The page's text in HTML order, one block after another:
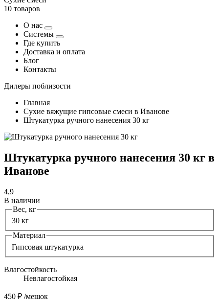
10 товаров
О нас
Системы
Где купить
Доставка и оплата
Блог
Контакты
Дилеры поблизости
Главная
Сухие вяжущие гипсовые смеси в Иванове
Штукатурка ручного нанесения 30 кг
Штукатурка ручного нанесения 30 кг в
Иванове
4,9
В наличии
Вес, кг
30 кг
Материал
Гипсовая штукатурка
Влагостойкость
Невлагостойкая
450 ₽ /мешок